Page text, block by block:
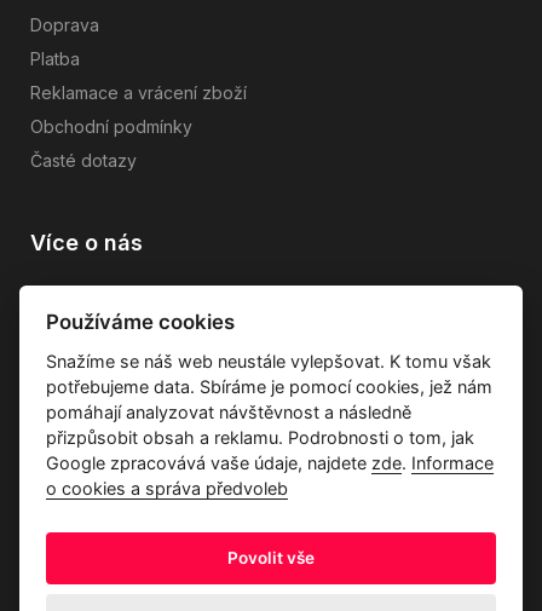
Doprava
Platba
Reklamace a vrácení zboží
Obchodní podmínky
Časté dotazy
Více o nás
Průvodce tkaninami
Kontakty
Ochrana osobních údajů
Používáme cookies
Snažíme se náš web neustále vylepšovat. K tomu však
potřebujeme data. Sbíráme je pomocí cookies, jež nám
pomáhají analyzovat návštěvnost a následně
přizpůsobit obsah a reklamu. Podrobnosti o tom, jak
Google zpracovává vaše údaje, najdete zde. Informace
o cookies a správa předvoleb
Povolit vše